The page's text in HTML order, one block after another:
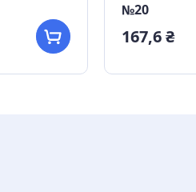
№20
167,6 ₴